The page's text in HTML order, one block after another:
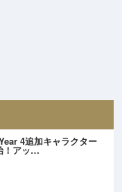
4追加キャラクター
！アッ…